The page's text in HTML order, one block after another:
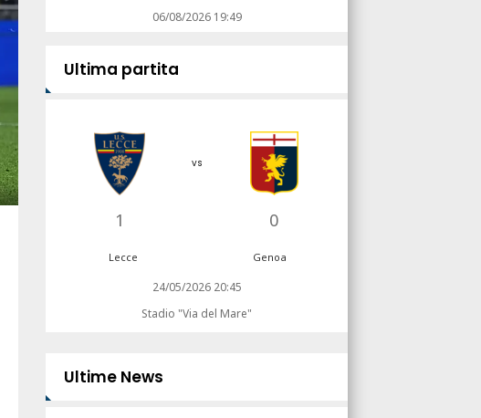
06/08/2026 19:49
Ultima partita
1
vs
0
Lecce Genoa
24/05/2026 20:45
Stadio "Via del Mare"
Ultime News